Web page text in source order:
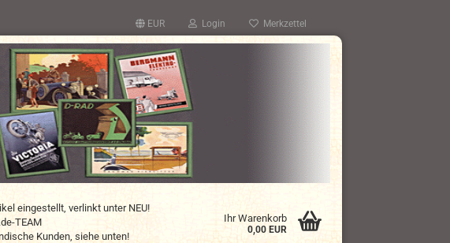
EUR Login Merkzettel
eingestellt, verlinkt unter NEU!
TEAM
Kunden, siehe unten!
Ihr Warenkorb
0,00 EUR